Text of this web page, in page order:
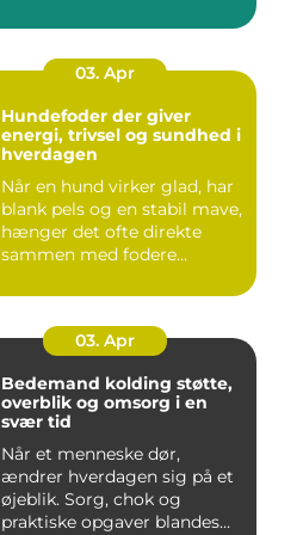
03. Apr
Hundefoder der giver
energi, trivsel og sundhed i
hverdagen
Når en hund virker glad, har
blank pels og en stabil mave,
hænger det ofte direkte
sammen med fodere...
03. Apr
Bedemand kolding støtte,
overblik og omsorg i en
svær tid
Når et menneske dør,
ændrer hverdagen sig på et
øjeblik. Sorg, chok og
praktiske opgaver blandes